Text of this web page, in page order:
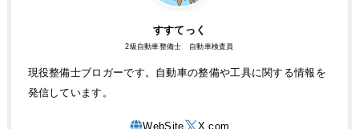
すすてっく
2級自動車整備士 自動車検査員
現役整備士ブロガーです。自動車の整備や工具に関する情報を
発信しています。